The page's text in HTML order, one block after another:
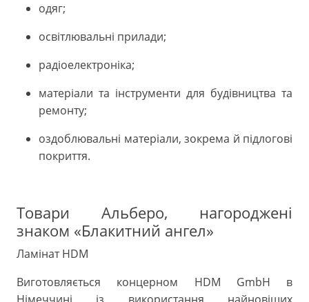
одяг;
освітлювальні прилади;
радіоелектроніка;
матеріали та інструменти для будівництва та
ремонту;
оздоблювальні матеріали, зокрема й підлогові
покриття.
Товари Альберо, нагороджені
знаком «Блакитний ангел»
Ламінат HDM
Виготовляється концерном HDM GmbH в